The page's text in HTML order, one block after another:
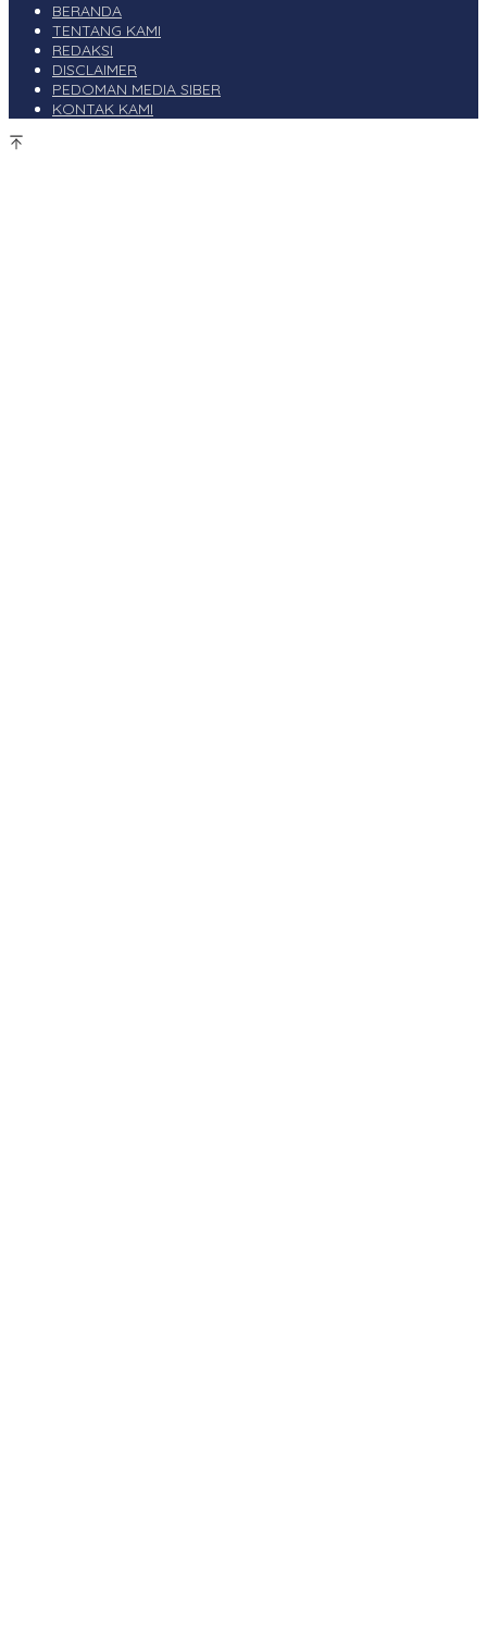
BERANDA
TENTANG KAMI
REDAKSI
DISCLAIMER
PEDOMAN MEDIA SIBER
KONTAK KAMI